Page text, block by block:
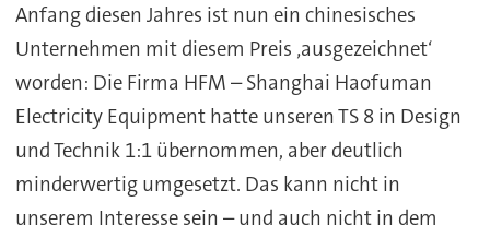
Anfang diesen Jahres ist nun ein chinesisches
Unternehmen mit diesem Preis ‚ausgezeichnet‘
worden: Die Firma HFM – Shanghai Haofuman
Electricity Equipment hatte unseren TS 8 in Design
und Technik 1:1 übernommen, aber deutlich
minderwertig umgesetzt. Das kann nicht in
unserem Interesse sein – und auch nicht in dem